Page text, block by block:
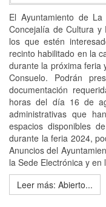
El Ayuntamiento de
Concejalía de Cultura
los que estén
recinto habilitado en la
durante la próxima feria
Consuelo. Podrán
documentación
horas del día 16 de
administrativas que
espacios disponibles
durante la feria 2024,
Anuncios del
la Sede Electrónica y
Leer más: Abierto...